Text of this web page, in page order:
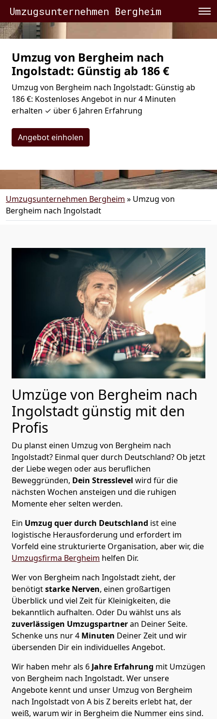
Umzugsunternehmen Bergheim
Umzug von Bergheim nach
Ingolstadt: Günstig ab 186 €
Umzug von Bergheim nach Ingolstadt: Günstig ab
186 €: Kostenloses Angebot in nur 4 Minuten
erhalten ✓ über 6 Jahren Erfahrung
Angebot einholen
Umzugsunternehmen Bergheim » Umzug von
Bergheim nach Ingolstadt
Umzüge von Bergheim nach
Ingolstadt günstig mit den
Profis
Du planst einen Umzug von Bergheim nach
Ingolstadt? Einmal quer durch Deutschland? Ob jetzt
der Liebe wegen oder aus beruflichen
Beweggründen, Dein Stresslevel wird für die
nächsten Wochen ansteigen und die ruhigen
Momente eher selten werden.
Ein Umzug quer durch Deutschland ist eine
logistische Herausforderung und erfordert im
Vorfeld eine strukturierte Organisation, aber wir, die
Umzugsfirma Bergheim helfen Dir.
Wer von Bergheim nach Ingolstadt zieht, der
benötigtstarke Nerven, einen großartigen
Überblick und viel Zeit für Kleinigkeiten, die
bekanntlich aufhalten. Oder Du wählst uns als
zuverlässigen Umzugspartneran Deiner Seite.
Schenke uns nur4 Minuten Deiner Zeit und wir
übersenden Dir ein individuelles Angebot.
Wir haben mehr als 6 Jahre Erfahrung mit Umzügen
von Bergheim nach Ingolstadt. Wer unsere
Angebote kennt und unser Umzug von Bergheim
nach Ingolstadt von A bis Z bereits erlebt hat, der
weiß, warum wir in Bergheim die Nummer eins sind.